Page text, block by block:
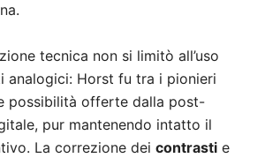
tecnica non si limitò all’uso
analogici: Horst fu tra i pionieri
possibilità offerte dalla post-
pur mantenendo intatto il
La correzione dei contrasti e